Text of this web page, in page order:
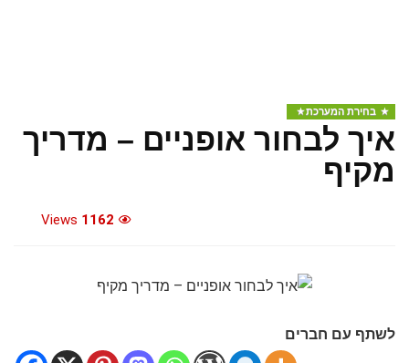
בחירת המערכת
איך לבחור אופניים – מדריך
מקיף
1162
לשתף עם חברים